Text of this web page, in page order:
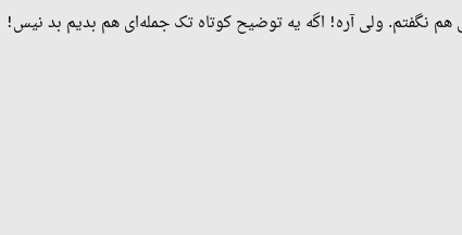
نگفتم. ولی آره! اگه یه توضیح کوتاه تک جمله‌ای هم بدیم بد نیس!